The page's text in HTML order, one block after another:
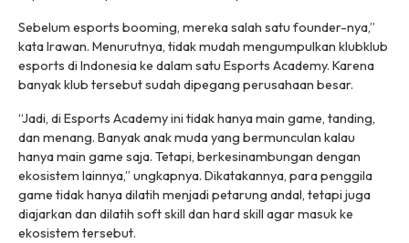
Sebelum esports booming, mereka salah satu founder-nya,”
kata Irawan. Menurutnya, tidak mudah mengumpulkan klubklub
esports di Indonesia ke dalam satu Esports Academy. Karena
banyak klub tersebut sudah dipegang perusahaan besar.
“Jadi, di Esports Academy ini tidak hanya main game, tanding,
dan menang. Banyak anak muda yang bermunculan kalau
hanya main game saja. Tetapi, berkesinambungan dengan
ekosistem lainnya,” ungkapnya. Dikatakannya, para penggila
game tidak hanya dilatih menjadi petarung andal, tetapi juga
diajarkan dan dilatih soft skill dan hard skill agar masuk ke
ekosistem tersebut.